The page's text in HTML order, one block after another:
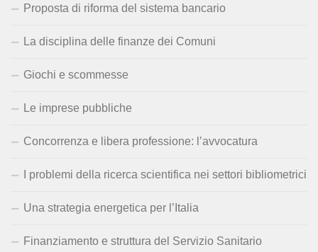
Proposta di riforma del sistema bancario
La disciplina delle finanze dei Comuni
Giochi e scommesse
Le imprese pubbliche
Concorrenza e libera professione: l’avvocatura
I problemi della ricerca scientifica nei settori bibliometrici
Una strategia energetica per l’Italia
Finanziamento e struttura del Servizio Sanitario